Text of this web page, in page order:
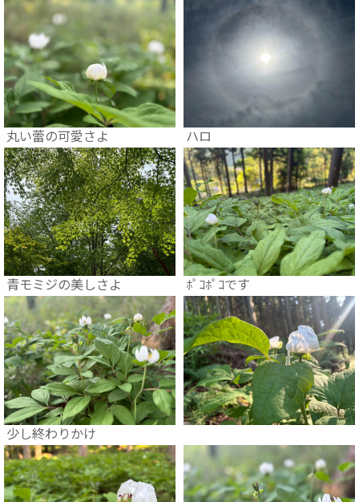
丸い蕾の可愛さよ ハロ
青モミジの美しさよ ﾎﾟｺﾎﾟｺです
少し終わりかけ